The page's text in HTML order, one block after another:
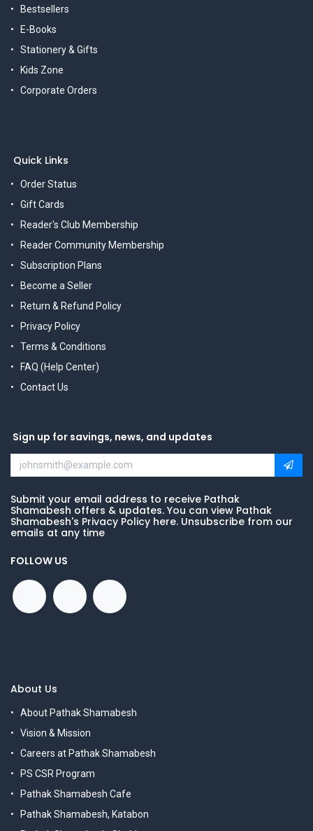
Bestsellers
E-Books
Stationery & Gifts
Kids Zone
Corporate Orders
Quick Links
Order Status
Gift Cards
Reader's Club Membership
Reader Community Membership
Subscription Plans
Become a Seller
Return & Refund Policy
Privacy Policy
Terms & Conditions
FAQ (Help Center)
Contact Us
Sign up for savings, news, and updates
Submit your email address to receive Pathak
Shamabesh offers & updates. You can view Pathak
Shamabesh's Privacy Policy here. Unsubscribe from our
emails at any time
FOLLOW US
About Us
About Pathak Shamabesh
Vision & Mission
Careers at Pathak Shamabesh
PS CSR Program
Pathak Shamabesh Cafe
Pathak Shamabesh, Katabon